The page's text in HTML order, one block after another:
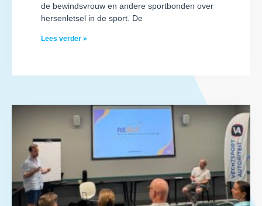
de bewindsvrouw en andere sportbonden over
hersenletsel in de sport. De
Lees verder »